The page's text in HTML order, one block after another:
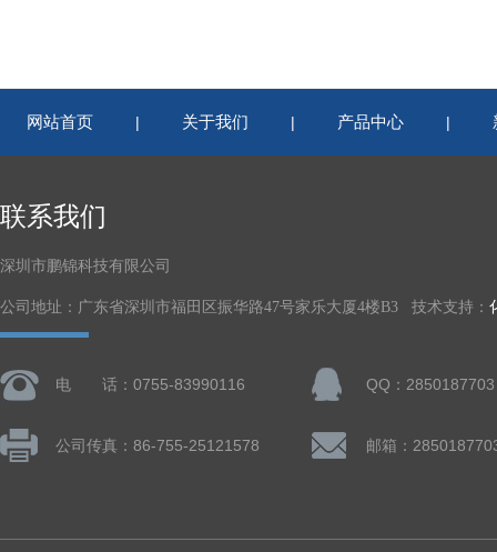
网站首页 | 关于我们 | 产品中心 |
联系我们
深圳市鹏锦科技有限公司
公司地址：广东省深圳市福田区振华路47号家乐大厦4楼B3 技术支持：
电 话：0755-83990116 QQ：2850187703
公司传真：86-755-25121578 邮箱：